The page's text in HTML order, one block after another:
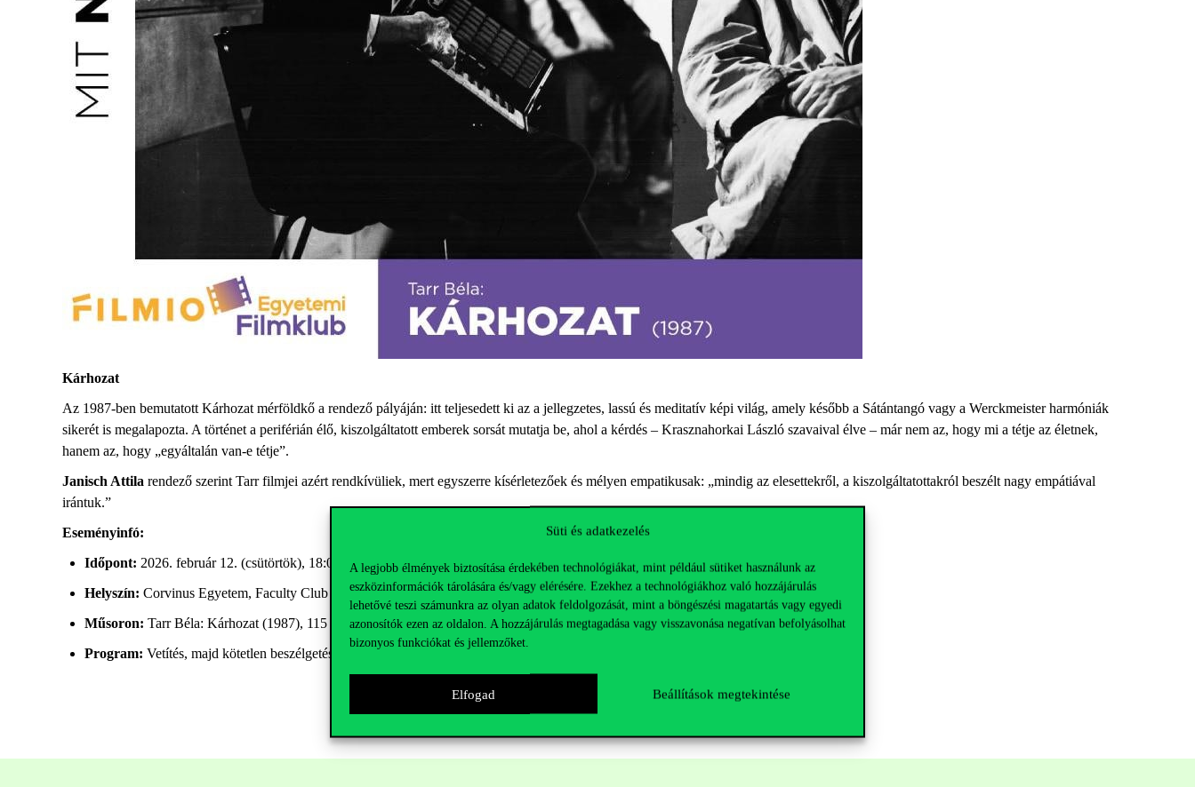
Süti és adatkezelés
A legjobb élmények biztosítása érdekében technológiákat, mint például sütiket használunk az
eszközinformációk tárolására és/vagy elérésére. Ezekhez a technológiákhoz való hozzájárulás
lehetővé teszi számunkra az olyan adatok feldolgozását, mint a böngészési magatartás vagy egyedi
azonosítók ezen az oldalon. A hozzájárulás megtagadása vagy visszavonása negatívan befolyásolhat
bizonyos funkciókat és jellemzőket.
Elfogad Beállítások megtekintése
Kárhozat
Az 1987-ben bemutatott Kárhozat mérföldkő a rendező pályáján: itt teljesedett ki az a jellegzetes, lassú és meditatív képi világ, amely később a Sátántangó vagy a Werckmeister harmóniák
sikerét is megalapozta. A történet a periférián élő, kiszolgáltatott emberek sorsát mutatja be, ahol a kérdés – Krasznahorkai László szavaival élve – már nem az, hogy mi a tétje az életnek,
hanem az, hogy „egyáltalán van-e tétje”.
Janisch Attila rendező szerint Tarr filmjei azért rendkívüliek, mert egyszerre kísérletezőek és mélyen empatikusak: „mindig az elesettekről, a kiszolgáltatottakról beszélt nagy empátiával
irántuk.”
Eseményinfó:
Időpont: 2026. február 12. (csütörtök), 18:00
Helyszín: Corvinus Egyetem, Faculty Club –
Színházterem
Műsoron: Tarr Béla: Kárhozat (1987), 115 perc
Program: Vetítés, majd kötetlen beszélgetés